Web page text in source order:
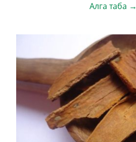
Алга таба →